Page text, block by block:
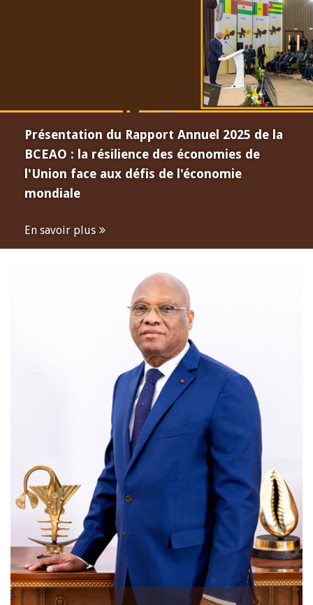
Présentation du Rapport Annuel 2025 de la
BCEAO : la résilience des économies de
l'Union face aux défis de l'économie
mondiale
En savoir plus